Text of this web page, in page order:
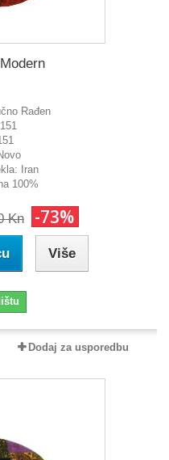
Rađen
151
Iran
100%
Kn -73%
Više
Dodaj za usporedbu